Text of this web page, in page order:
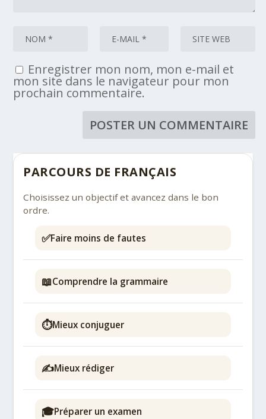
Enregistrer mon nom, mon e-mail et
mon site dans le navigateur pour mon
prochain commentaire.
PARCOURS DE FRANÇAIS
Choisissez un objectif et avancez dans le bon
ordre.
✅Faire moins de fautes
📖Comprendre la grammaire
⏱️Mieux conjuguer
✍️Mieux rédiger
🎓Préparer un examen